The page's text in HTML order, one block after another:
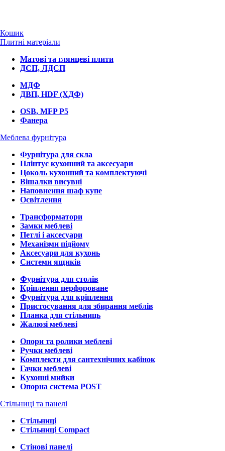
Кошик
Плитні матеріали
Матові та глянцеві плити
ДСП, ЛДСП
МДФ
ДВП, HDF (ХДФ)
OSB, MFP P5
Фанера
Меблева фурнітура
Фурнітура для скла
Плінтус кухонний та аксесуари
Цоколь кухонний та комплектуючі
Вішалки висувні
Наповнення шаф купе
Освітлення
Трансформатори
Замки меблеві
Петлі і аксесуари
Механізми підйому
Аксесуари для кухонь
Системи ящиків
Фурнітура для столів
Кріплення перфороване
Фурнітура для кріплення
Пристосування для збирання меблів
Планка для стільниць
Жалюзі меблеві
Опори та ролики меблеві
Ручки меблеві
Комплекти для сантехнічних кабінок
Гачки меблеві
Кухонні мийки
Опорна система POST
Стільниці та панелі
Стільниці
Стільниці Compact
Стінові панелі